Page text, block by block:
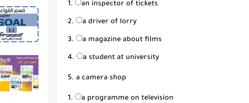
an inspector of tickets
a driver of lorry
a magazine about films
a student at university
5. a camera shop
a programme on television